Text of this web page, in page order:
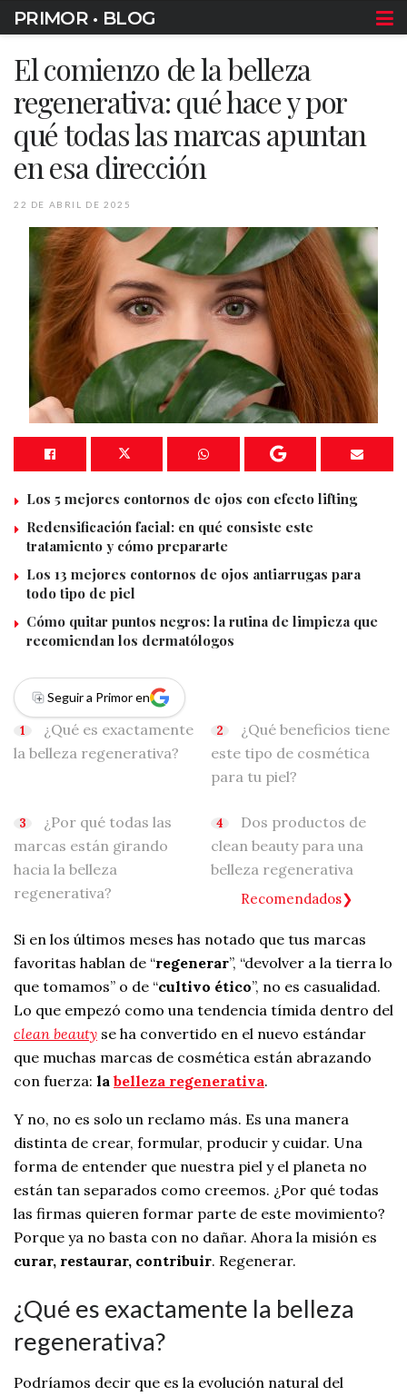
PRIMOR • BLOG
El comienzo de la belleza
regenerativa: qué hace y por
qué todas las marcas apuntan
en esa dirección
22 DE ABRIL DE 2025
Los 5 mejores contornos de ojos con efecto lifting
Redensificación facial: en qué consiste este
tratamiento y cómo prepararte
Los 13 mejores contornos de ojos antiarrugas para
todo tipo de piel
Cómo quitar puntos negros: la rutina de limpieza que
recomiendan los dermatólogos
Seguir a Primor en
¿Qué es exactamente
la belleza regenerativa?
¿Qué beneficios tiene
este tipo de cosmética
para tu piel?
¿Por qué todas las
marcas están girando
hacia la belleza
regenerativa?
Dos productos de
clean beauty para una
belleza regenerativa
Recomendados
Si en los últimos meses has notado que tus marcas
favoritas hablan de “regenerar”, “devolver a la tierra lo
que tomamos” o de “cultivo ético”, no es casualidad.
Lo que empezó como una tendencia tímida dentro del
clean beauty se ha convertido en el nuevo estándar
que muchas marcas de cosmética están abrazando
con fuerza: la belleza regenerativa.
Y no, no es solo un reclamo más. Es una manera
distinta de crear, formular, producir y cuidar. Una
forma de entender que nuestra piel y el planeta no
están tan separados como creemos. ¿Por qué todas
las firmas quieren formar parte de este movimiento?
Porque ya no basta con no dañar. Ahora la misión es
curar, restaurar, contribuir. Regenerar.
¿Qué es exactamente la belleza
regenerativa?
Podríamos decir que es la evolución natural del